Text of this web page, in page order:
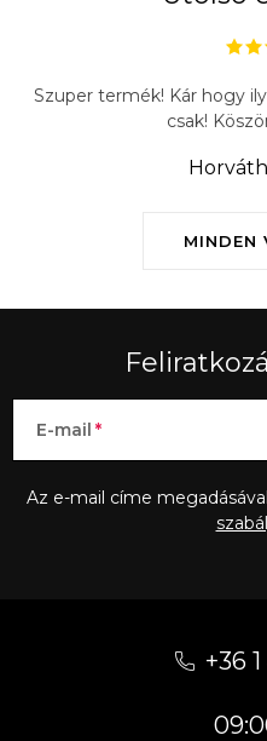
MINDEN
Szuper termék! Kár hogy
csak!
E-mail
Az e-mail címe
+36